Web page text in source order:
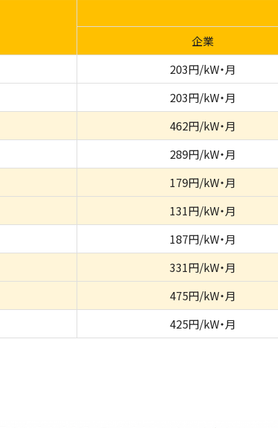
企業
203円/kW・月
203円/kW・月
462円/kW・月
289円/kW・月
179円/kW・月
131円/kW・月
187円/kW・月
331円/kW・月
475円/kW・月
425円/kW・月